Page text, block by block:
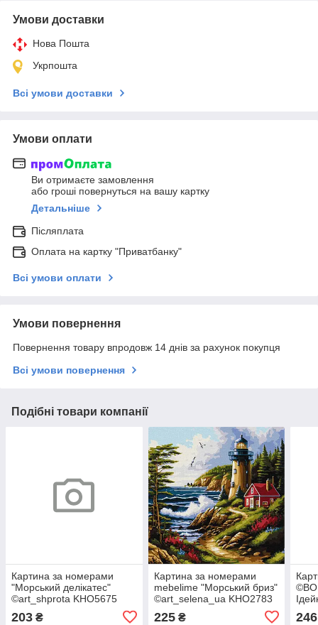
Умови доставки
Нова Пошта
Укрпошта
Всі умови доставки
Умови оплати
Ви отримаєте замовлення
або гроші повернуться на вашу картку
Детальніше
Післяплата
Оплата на картку "Приватбанку"
Всі умови оплати
Умови повернення
Повернення товару впродовж 14 днів за рахунок покупця
Всі умови повернення
Подібні товари компанії
Картина за номерами
"Морський делікатес"
©art_shprota KHO5675
203 ₴
Картина за номерами
mebelime "Морський бриз"
©art_selena_ua KHO2783
225₴ 246